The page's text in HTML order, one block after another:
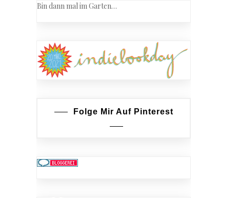
Bin dann mal im Garten…
Folge Mir Auf Pinterest